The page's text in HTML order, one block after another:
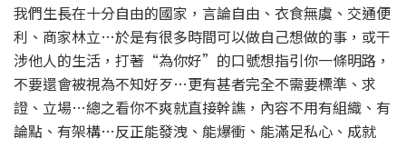
我們生長在十分自由的國家，言論自由、衣食無虞、交通便
利、商家林立…於是有很多時間可以做自己想做的事，或干
涉他人的生活，打著“為你好”的口號想指引你一條明路，
不要還會被視為不知好歹…更有甚者完全不需要標準、求
證、立場…總之看你不爽就直接幹譙，內容不用有組織、有
論點、有架構…反正能發洩、能爆衝、能滿足私心、成就